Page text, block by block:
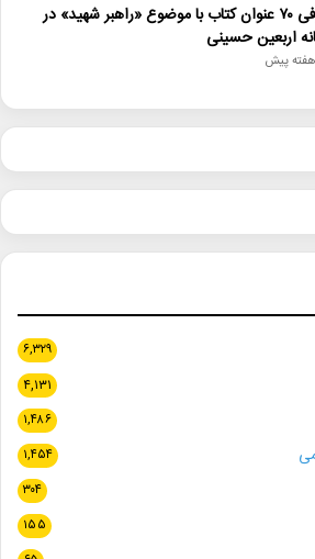
معرفی ۷۰ عنوان کتاب با موضوع «راهبر شهید» در
اربعین حسینی
۶,۳۲۹
۴,۱۳۱
۱,۴۸۶
۱,۴۵۴
۳۰۴
۱۵۵